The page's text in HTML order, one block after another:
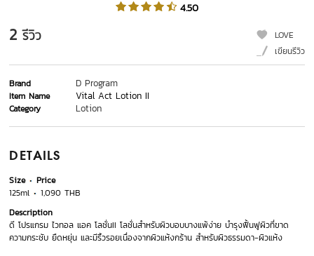
4.50
2 รีวิว
LOVE
เขียนรีวิว
Brand D Program
Item Name Vital Act Lotion II
Category Lotion
DETAILS
Size
Price
125ml
1,090 THB
Description
ดี โปรแกรม ไวทอล แอค โลชั่นII โลชั่นสำหรับผิวบอบบางแพ้ง่าย บำรุงฟื้นฟูผิวที่ขาด
ความกระชับ ยืดหยุ่น และมีริ้วรอยเนื่องจากผิวแห้งกร้าน สำหรับผิวธรรมดา-ผิวแห้ง